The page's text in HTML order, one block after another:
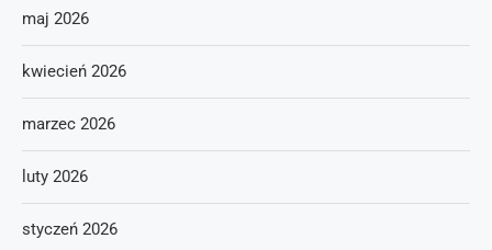
maj 2026
kwiecień 2026
marzec 2026
luty 2026
styczeń 2026